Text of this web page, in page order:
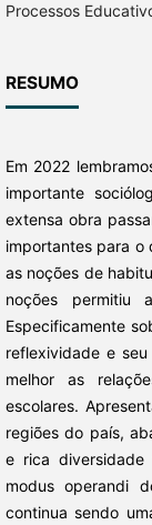
Processos
RESUMO
Em 2022
importante
extensa obra
importantes para o
as noções de
noções permitiu
Especificamente
reflexividade e
melhor as
escolares.
regiões do país,
e rica diversidade
modus operandi
continua sendo